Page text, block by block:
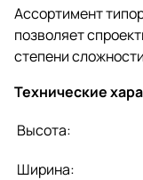
Ассортимент
позволяет
степени
Технические
Высота:
Ширина: